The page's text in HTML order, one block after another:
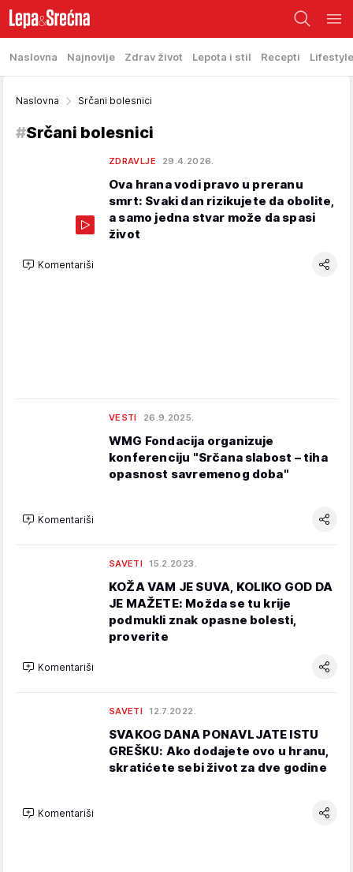
Naslovna Najnovije Zdrav život Lepota i stil Recepti Lifestyle
Naslovna Srčani bolesnici
#Srčani bolesnici
ZDRAVLJE 29.4.2026.
Ova hrana vodi pravo u preranu
smrt: Svaki dan rizikujete da obolite,
a samo jedna stvar može da spasi
život
Komentariši
VESTI 26.9.2025.
WMG Fondacija organizuje
konferenciju "Srčana slabost – tiha
opasnost savremenog doba"
Komentariši
SAVETI 15.2.2023.
KOŽA VAM JE SUVA, KOLIKO GOD DA
JE MAŽETE: Možda se tu krije
podmukli znak opasne bolesti,
proverite
Komentariši
SAVETI 12.7.2022.
SVAKOG DANA PONAVLJATE ISTU
GREŠKU: Ako dodajete ovo u hranu,
skratićete sebi život za dve godine
Komentariši